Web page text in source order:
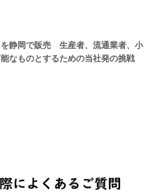
静岡で販売 生産者、流通業者、小
なものとするための当社発の挑戦